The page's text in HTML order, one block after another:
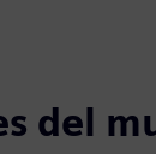
del